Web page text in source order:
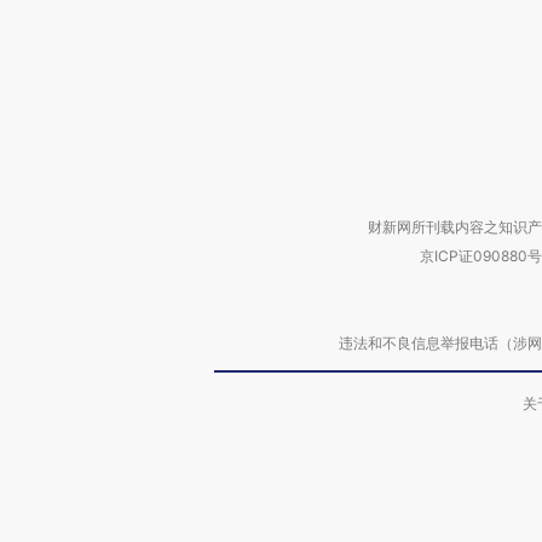
财新网所刊载内容之知识
京ICP证090880号
违法和不良信息举报电话（涉
关